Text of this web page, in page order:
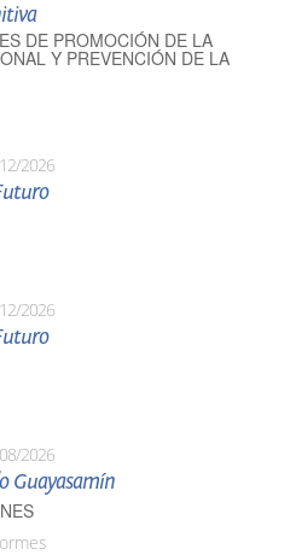
DE PROMOCIÓN DE LA
Y PREVENCIÓN DE LA
2026
2026
2026
Guayasamín